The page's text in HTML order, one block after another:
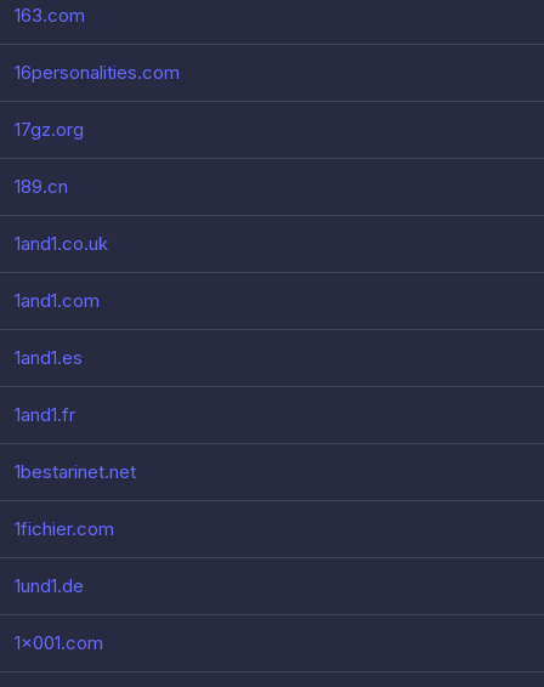
163.com
16personalities.com
17gz.org
189.cn
1and1.co.uk
1and1.com
1and1.es
1and1.fr
1bestarinet.net
1fichier.com
1und1.de
1x001.com